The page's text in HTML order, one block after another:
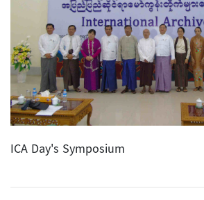
ICA Day's Symposium